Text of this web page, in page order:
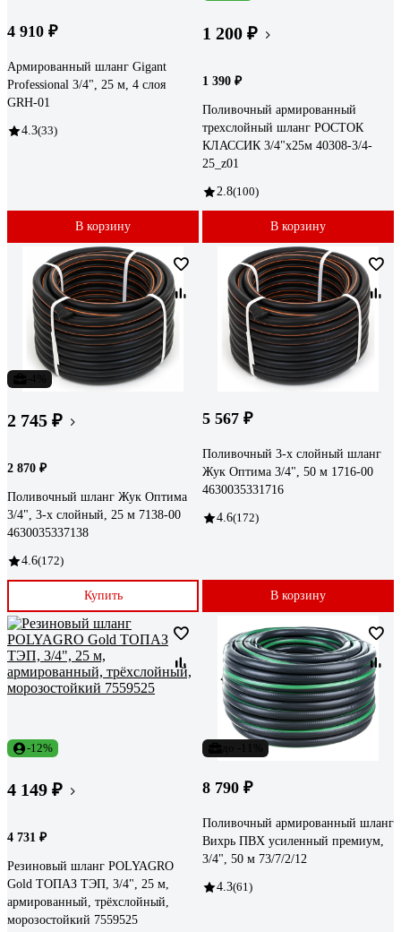
4 910 ₽
Армированный шланг Gigant
Professional 3/4", 25 м, 4 слоя
GRH-01
4.3(33)
В корзину
1 200 ₽
1 390 ₽
Поливочный армированный
трехслойный шланг РОСТОК
КЛАССИК 3/4"x25м 40308-3/4-
25_z01
2.8(100)
В корзину
2 745 ₽
2 870 ₽
Поливочный шланг Жук Оптима
3/4", 3-х слойный, 25 м 7138-00
4630035337138
4.6(172)
Купить
5 567 ₽
Поливочный 3-х слойный шланг
Жук Оптима 3/4", 50 м 1716-00
4630035331716
4.6(172)
В корзину
-12%
4 149 ₽
4 731 ₽
Резиновый шланг POLYAGRO
Gold ТОПАЗ ТЭП, 3/4", 25 м,
армированный, трёхслойный,
морозостойкий 7559525
8 790 ₽
Поливочный армированный шланг
Вихрь ПВХ усиленный премиум,
3/4", 50 м 73/7/2/12
4.3(61)